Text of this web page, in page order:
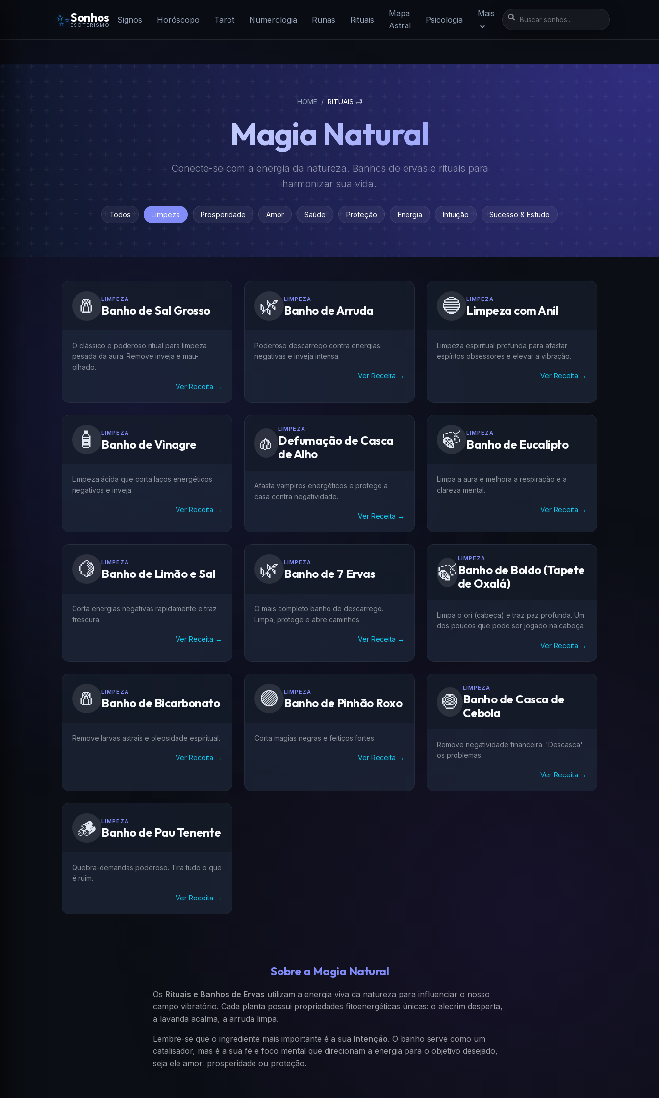
✨Sonhos
ESOTERISMO
Signos Horóscopo Tarot Numerologia Runas Rituais
Mapa
Astral
Psicologia
Mais
HOME / RITUAIS 🛁
Magia Natural
Conecte-se com a energia da natureza. Banhos de ervas e rituais para
harmonizar sua vida.
Todos Limpeza Prosperidade Amor Saúde Proteção Energia Intuição Sucesso & Estudo
🧂 LIMPEZA
Banho de Sal Grosso
O clássico e poderoso ritual para limpeza
pesada da aura. Remove inveja e mau-
olhado.
Ver Receita →
🌿 LIMPEZA
Banho de Arruda
Poderoso descarrego contra energias
negativas e inveja intensa.
Ver Receita →
🔵 LIMPEZA
Limpeza com Anil
Limpeza espiritual profunda para afastar
espíritos obsessores e elevar a vibração.
Ver Receita →
🧴 LIMPEZA
Banho de Vinagre
Limpeza ácida que corta laços energéticos
negativos e inveja.
Ver Receita →
🧄
LIMPEZA
Defumação de Casca
de Alho
Afasta vampiros energéticos e protege a
casa contra negatividade.
Ver Receita →
🍃 LIMPEZA
Banho de Eucalipto
Limpa a aura e melhora a respiração e a
clareza mental.
Ver Receita →
🍋 LIMPEZA
Banho de Limão e Sal
Corta energias negativas rapidamente e traz
frescura.
Ver Receita →
🌿 LIMPEZA
Banho de 7 Ervas
O mais completo banho de descarrego.
Limpa, protege e abre caminhos.
Ver Receita →
🍃
LIMPEZA
Banho de Boldo (Tapete
de Oxalá)
Limpa o orí (cabeça) e traz paz profunda. Um
dos poucos que pode ser jogado na cabeça.
Ver Receita →
🧂 LIMPEZA
Banho de Bicarbonato
Remove larvas astrais e oleosidade espiritual.
Ver Receita →
🟣 LIMPEZA
Banho de Pinhão Roxo
Corta magias negras e feitiços fortes.
Ver Receita →
🧅
LIMPEZA
Banho de Casca de
Cebola
Remove negatividade financeira. 'Descasca'
os problemas.
Ver Receita →
🪵 LIMPEZA
Banho de Pau Tenente
Quebra-demandas poderoso. Tira tudo o que
é ruim.
Ver Receita →
Sobre a Magia Natural
Os Rituais e Banhos de Ervas utilizam a energia viva da natureza para influenciar o nosso
campo vibratório. Cada planta possui propriedades fitoenergéticas únicas: o alecrim desperta,
a lavanda acalma, a arruda limpa.
Lembre-se que o ingrediente mais importante é a sua Intenção. O banho serve como um
catalisador, mas é a sua fé e foco mental que direcionam a energia para o objetivo desejado,
seja ele amor, prosperidade ou proteção.